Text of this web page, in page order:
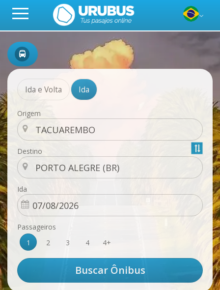
Ida e Volta Ida
Origem
Destino
Ida
Passageiros
1
2 3 4 4+